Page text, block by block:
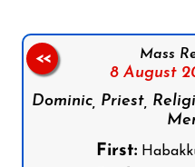
Mass
8 August
Dominic, Priest,
First:
<<